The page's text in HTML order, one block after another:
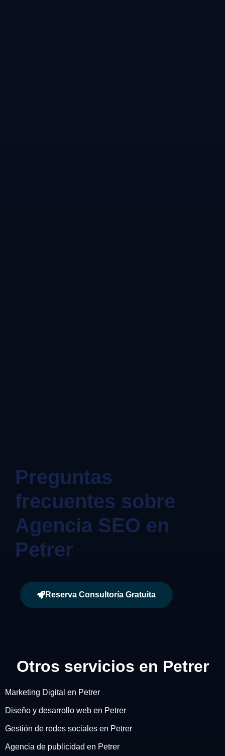
Preguntas
frecuentes sobre
Agencia SEO en
Petrer
Reserva Consultoría Gratuita
Otros servicios en Petrer
Marketing Digital en Petrer
Diseño y desarrollo web en Petrer
Gestión de redes sociales en Petrer
Agencia de publicidad en Petrer